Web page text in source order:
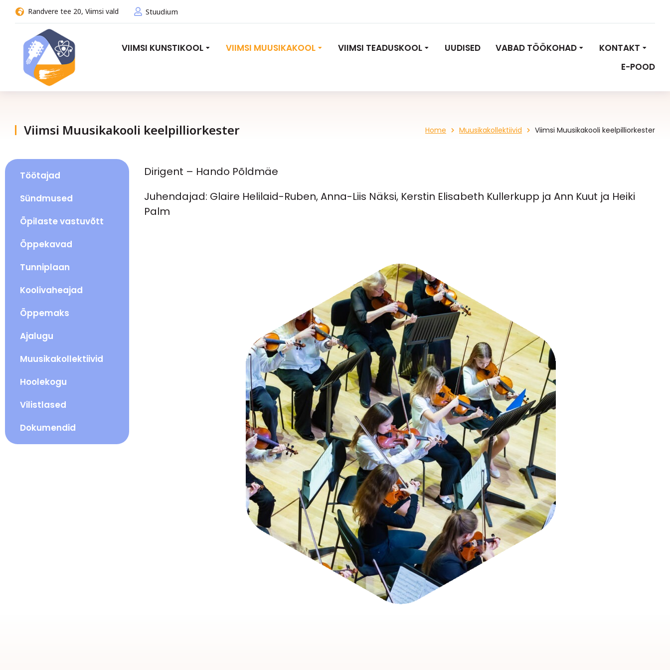
Randvere tee 20, Viimsi vald Stuudium
VIIMSI KUNSTIKOOL VIIMSI MUUSIKAKOOL VIIMSI TEADUSKOOL UUDISED VABAD TÖÖKOHAD
KONTAKT
E-POOD
Viimsi Muusikakooli keelpilliorkester Home Muusikakollektiivid Viimsi Muusikakooli keelpilliorkester
Töötajad
Sündmused
Õpilaste vastuvõtt
Õppekavad
Tunniplaan
Koolivaheajad
Õppemaks
Ajalugu
Muusikakollektiivid
Hoolekogu
Vilistlased
Dokumendid
Dirigent – Hando Põldmäe
Juhendajad: Glaire Helilaid-Ruben, Anna-Liis Näksi, Kerstin Elisabeth Kullerkupp ja Ann Kuut ja Heiki
Palm